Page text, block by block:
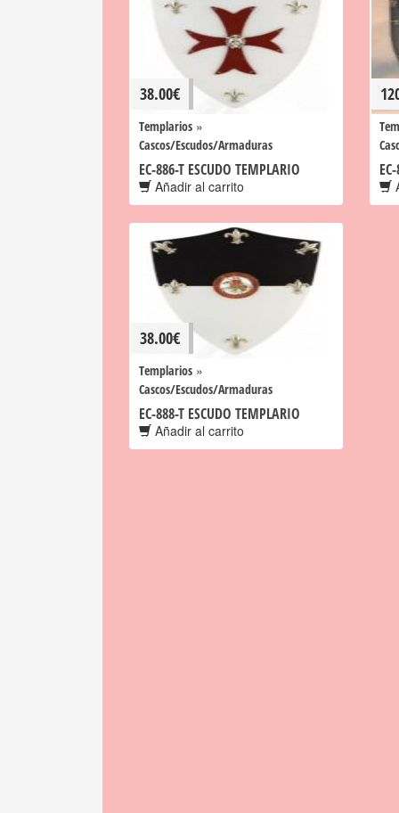
38.00€
Templarios »
Cascos/Escudos/Armaduras
EC-886-T ESCUDO TEMPLARIO
Añadir al carrito
38.00€
Templarios »
Cascos/Escudos/Armaduras
EC-888-T ESCUDO TEMPLARIO
Añadir al carrito